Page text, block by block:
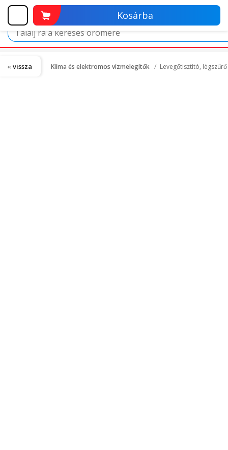
Kosárba
Klíma és elektromos vízmelegítők Levegőtisztító,
vissza